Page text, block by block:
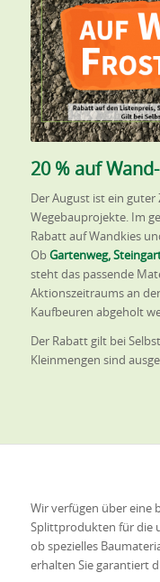
20 % auf
Der August ist ein
Wegebauprojekte. Im
Rabatt auf Wandkies
Ob Gartenweg,
steht das passende
Aktionszeitraums an
Kaufbeuren abgeholt
Der Rabatt gilt bei
Kleinmengen sind
Wir verfügen über eine
Splittprodukten für die
ob spezielles
erhalten Sie garantiert